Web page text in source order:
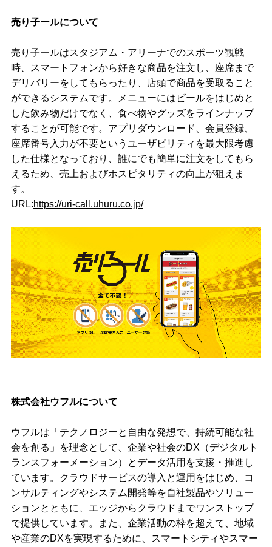
売り子ールについて
売り子ールはスタジアム・アリーナでのスポーツ観戦
時、スマートフォンから好きな商品を注文し、座席まで
デリバリーをしてもらったり、店頭で商品を受取ること
ができるシステムです。メニューにはビールをはじめと
した飲み物だけでなく、食べ物やグッズをラインナップ
することが可能です。アプリダウンロード、会員登録、
座席番号入力が不要というユーザビリティを最大限考慮
した仕様となっており、誰にでも簡単に注文をしてもら
えるため、売上およびホスピタリティの向上が狙えま
す。
URL:https://uri-call.uhuru.co.jp/
株式会社ウフルについて
ウフルは「テクノロジーと自由な発想で、持続可能な社
会を創る」を理念として、企業や社会のDX（デジタルト
ランスフォーメーション）とデータ活用を支援・推進し
ています。クラウドサービスの導入と運用をはじめ、コ
ンサルティングやシステム開発等を自社製品やソリュー
ションとともに、エッジからクラウドまでワンストップ
で提供しています。また、企業活動の枠を超えて、地域
や産業のDXを実現するために、スマートシティやスマー